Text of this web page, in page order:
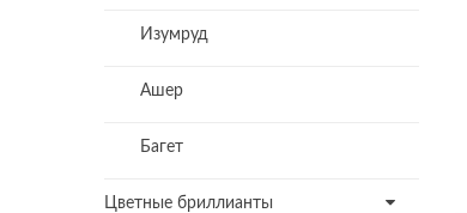
Изумруд
Ашер
Багет
Цветные бриллианты